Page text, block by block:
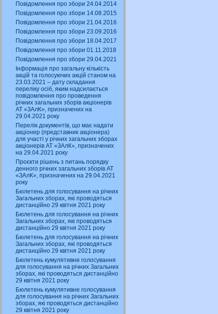
Повідомлення про збори 24.04.2014
Повідомлення про збори 14.08.2015
Повідомлення про збори 21.04.2016
Повідомлення про збори 23.09.2016
Повідомлення про збори 18.04.2017
Повідомлення про збори 01.11.2018
Повідомлення про збори 29.04.2021
Інформація про загальну кількість
акцій та голосуючих акцій станом на
23.03.2021 – дату складання
переліку осіб, яким надсилається
повідомлення про проведення
річних загальних зборів акціонерів
АТ «ЗАлК», призначених на
29.04.2021 року
Перелік документів, що має надати
акціонер (представник акціонера)
для участі у річних загальних зборах
акціонерів АТ «ЗАлК», призначених
на 29.04.2021 року
Проєкти рішень з питань порядку
денного річних загальних зборів АТ
«ЗАлК», призначених на 29.04.2021
року
Бюлетень для голосування на річних
Загальних зборах, які проводяться
дистанційно 29 квітня 2021 року
Бюлетень для голосування на річних
Загальних зборах, які проводяться
дистанційно 29 квітня 2021 року
Бюлетень для голосування на річних
Загальних зборах, які проводяться
дистанційно 29 квітня 2021 року
Бюлетень кумулятивне голосування
для голосування на річних Загальних
зборах, які проводяться дистанційно
29 квітня 2021 року
Бюлетень кумулятивне голосування
для голосування на річних Загальних
зборах, які проводяться дистанційно
29 квітня 2021 року